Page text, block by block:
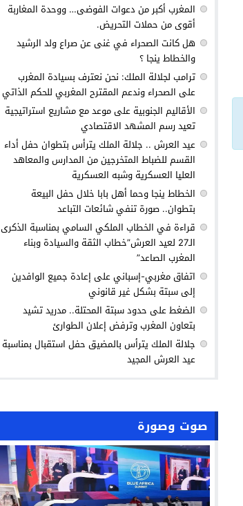
صوت وصورة
المغرب أكبر من دعوات الفوضى… ووحدة المغاربة
أقوى من حملات التحريض.
هل كانت الصحراء في غنى عن صراع ولد الرشيد
والخطاط ينجا ؟
ترامب لجلالة الملك: نحن نعترف بسيادة المغرب
على الصحراء وندعم المقترح المغربي للحكم الذاتي
الأقاليم الجنوبية على موعد مع مشاريع استراتيجية
تعيد رسم المشهد الاقتصادي
عيد العرش .. جلالة الملك يترأس بتطوان حفل أداء
القسم للضباط المتخرجين من المدارس والمعاهد
العليا العسكرية وشبه العسكرية
الخطاط ينجا وحما أهل بابا خلال حفل البيعة
بتطوان.. صورة تنفي شائعات التباعد
قراءة في الخطاب الملكي السامي بمناسبة الذكرى
الـ27 لعيد العرش”خطاب الثقة والسيادة وبناء
المغرب الصاعد”
اتفاق مغربي-إسباني على إعادة جميع الوافدين
إلى سبتة بشكل غير قانوني
الضغط على حدود سبتة المحتلة.. مدريد تشيد
بتعاون المغرب وترفض إعلان الطوارئ
جلالة الملك يترأس بالمضيق حفل استقبال بمناسبة
عيد العرش المجيد